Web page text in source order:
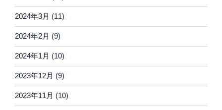
2024年3月 (11)
2024年2月 (9)
2024年1月 (10)
2023年12月 (9)
2023年11月 (10)